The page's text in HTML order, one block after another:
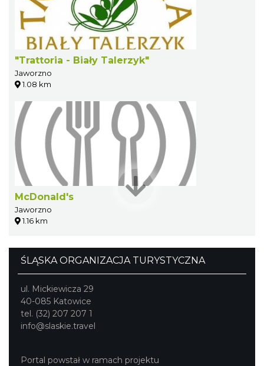
"Trattoria - Biały Talerzyk"
Jaworzno
1.08 km
McDonald's
Jaworzno
1.16 km
ŚLĄSKA ORGANIZACJA TURYSTYCZNA
ul. Mickiewicza 29
40-085 Katowice
tel. (32) 207 207 1
info@slaskie.travel
Portal powstał w ramach projektu